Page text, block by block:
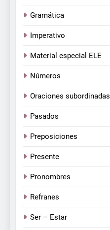
Gramática
Imperativo
Material especial ELE
Números
Oraciones subordinadas
Pasados
Preposiciones
Presente
Pronombres
Refranes
Ser – Estar